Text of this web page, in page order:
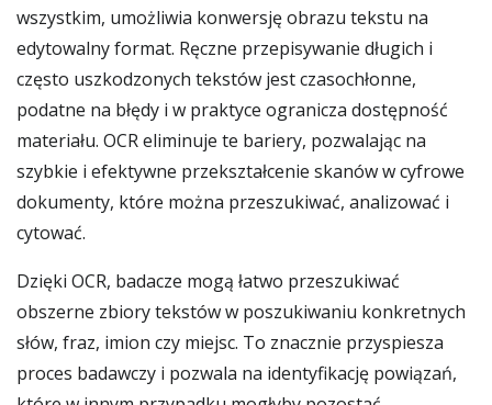
wszystkim, umożliwia konwersję obrazu tekstu na
edytowalny format. Ręczne przepisywanie długich i
często uszkodzonych tekstów jest czasochłonne,
podatne na błędy i w praktyce ogranicza dostępność
materiału. OCR eliminuje te bariery, pozwalając na
szybkie i efektywne przekształcenie skanów w cyfrowe
dokumenty, które można przeszukiwać, analizować i
cytować.
Dzięki OCR, badacze mogą łatwo przeszukiwać
obszerne zbiory tekstów w poszukiwaniu konkretnych
słów, fraz, imion czy miejsc. To znacznie przyspiesza
proces badawczy i pozwala na identyfikację powiązań,